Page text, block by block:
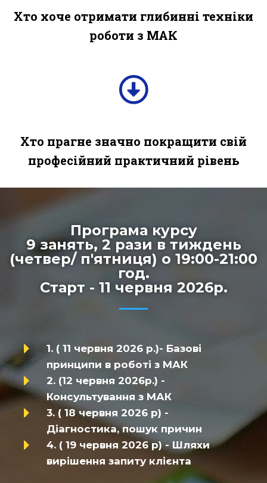
Хто хоче отримати глибинні техніки
роботи з МАК
Хто прагне значно покращити свій
професійний практичний рівень
Програма курсу
9 занять, 2 рази в тиждень
(четвер/ п'ятниця) о 19:00-21:00
год.
Старт - 11 червня 2026р.
1. ( 11 червня 2026 р.)- Базові
принципи в роботі з МАК
2. (12 червня 2026р.) -
Консультування з МАК
3. ( 18 червня 2026 р) -
Діагностика, пошук причин
4. ( 19 червня 2026 р) - Шляхи
вирішення запиту клієнта